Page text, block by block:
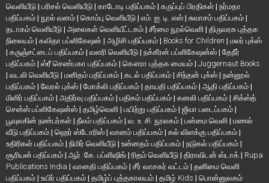
வெளியீடு | பரிசல் வெளியீடு | காடோடி பதிப்பகம் | கருப்புப் பிரதிகள் | நர்மதா
பதிப்பகம் | நூல் வனம் | கொம்பு வெளியீடு | எம். ஐ. டி. எஸ் | சுவாசம் பதிப்பகம் |
தடாகம் வெளியீடு | அலைகள் வெளியீட்டகம் | சீர்மை நூல்வெளி | திருவரசு புத்தக
நிலையம் | கவிதா பப்ளிகேஷன் | அழிசி பதிப்பகம் | Books for Children | மலர் புக்ஸ்
| கருஞ்சட்டைப் பதிப்பகம் | வளரி வெளியீடு | நக்கீரன் பப்ளிகேஷன்ஸ் | தேநீர்
பதிப்பகம் | ஸ்ரீ செண்பகா பதிப்பகம் | கௌரா புத்தக மையம் | Juggernaut Books
| வடலி வெளியீடு | மனிதம் பதிப்பகம் | கடல் பதிப்பகம் | சிந்தன் புக்ஸ் | நன்னூல்
பதிப்பகம் | வேரல் புக்ஸ் | மோக்லி பதிப்பகம் | தாயதி பதிப்பகம் | ஆதி பதிப்பகம் |
மிளிர் பதிப்பகம் | அதிர்வு பதிப்பகம் | பதிகம் பதிப்பகம் | கனலி பதிப்பகம் | சிக்ஸ்த்
சென்ஸ் பப்ளிகேஷன்ஸ் | தமிழ்வெளி | பயிற்று பதிப்பகம் | ஜீவா படைப்பகம் |
பூவுலகின் நண்பர்கள் | நீலம் பதிப்பகம் | வ. உ. சி. நூலகம் | பன்மை வெளி | மணல்
வீடு பதிப்பகம் | ஹெர் ஸ்டோரிஸ் | வானம் பதிப்பகம் | கல் விளக்கு பதிப்பகம் |
உதிரிகள் பதிப்பகம் | நிமிர் வெளியீடு | உன்னதம் பதிப்பகம் | நடுகல் பதிப்பகம் |
சூரியன் பதிப்பகம் | ஆர். கே. பப்ளிஷிங் | ரிதம் வெளியீடு | திராவிடன் ஸ்டாக் | Rupa
Publications India | வானதி பதிப்பகம் | சீர் வாசகர் வட்டம் | தனிமை வெளி
பதிப்பகம் | உயிர் பதிப்பகம் | தமிழ்ப் புத்தகாலயம் | தமிழ் Kids | பொன்னுலகம்